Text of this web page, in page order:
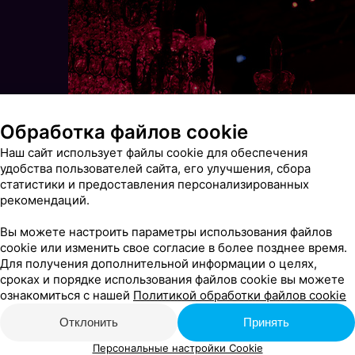
Обработка файлов cookie
Наш сайт использует файлы cookie для обеспечения
удобства пользователей сайта, его улучшения, сбора
статистики и предоставления персонализированных
рекомендаций.
Вы можете настроить параметры использования файлов
cookie или изменить свое согласие в более позднее время.
Для получения дополнительной информации о целях,
сроках и порядке использования файлов cookie вы можете
ознакомиться с нашей Политикой обработки файлов cookie
Отклонить Принять
Персональные настройки Cookie